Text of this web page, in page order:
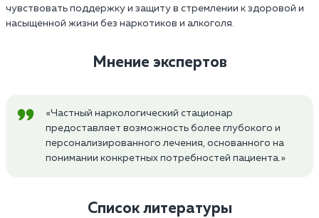
чувствовать поддержку и защиту в стремлении к здоровой и
насыщенной жизни без наркотиков и алкоголя.
Мнение экспертов
«Частный наркологический стационар
предоставляет возможность более глубокого и
персонализированного лечения, основанного на
понимании конкретных потребностей пациента.»
Список литературы